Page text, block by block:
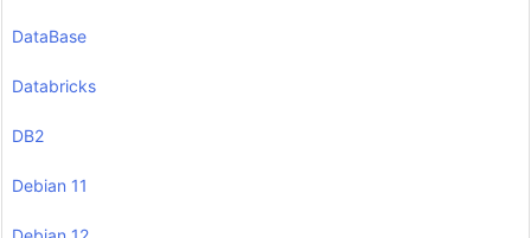
DataBase
Databricks
DB2
Debian 11